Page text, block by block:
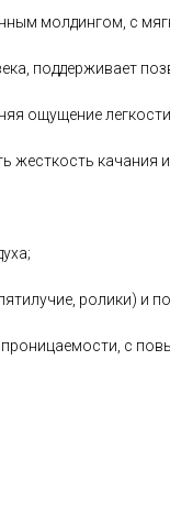
молдингом, с
поддерживает
ощущение
жесткость
ролики) и
с